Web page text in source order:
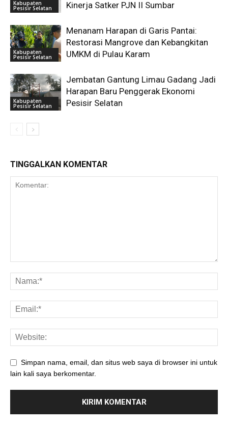
Kabupaten
Pesisir Selatan Kinerja Satker PJN II Sumbar
Kabupaten
Pesisir Selatan
Menanam Harapan di Garis Pantai:
Restorasi Mangrove dan Kebangkitan
UMKM di Pulau Karam
Kabupaten
Pesisir Selatan
Jembatan Gantung Limau Gadang Jadi
Harapan Baru Penggerak Ekonomi
Pesisir Selatan
TINGGALKAN KOMENTAR
Simpan nama, email, dan situs web saya di browser ini untuk
lain kali saya berkomentar.